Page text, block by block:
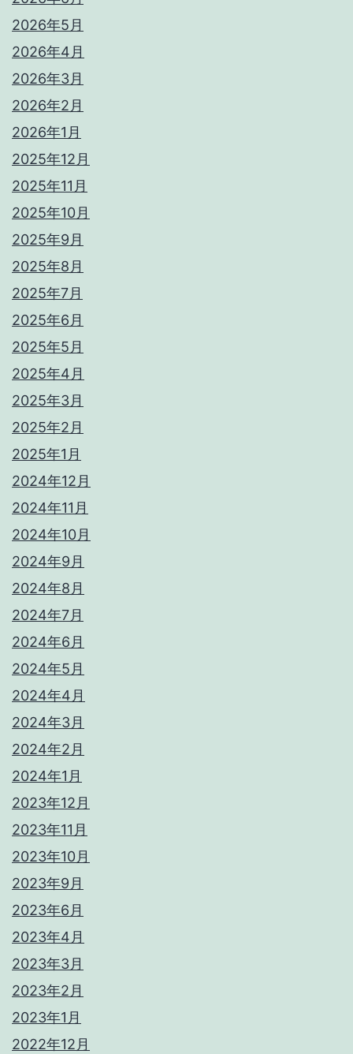
2026年5月
2026年4月
2026年3月
2026年2月
2026年1月
2025年12月
2025年11月
2025年10月
2025年9月
2025年8月
2025年7月
2025年6月
2025年5月
2025年4月
2025年3月
2025年2月
2025年1月
2024年12月
2024年11月
2024年10月
2024年9月
2024年8月
2024年7月
2024年6月
2024年5月
2024年4月
2024年3月
2024年2月
2024年1月
2023年12月
2023年11月
2023年10月
2023年9月
2023年6月
2023年4月
2023年3月
2023年2月
2023年1月
2022年12月